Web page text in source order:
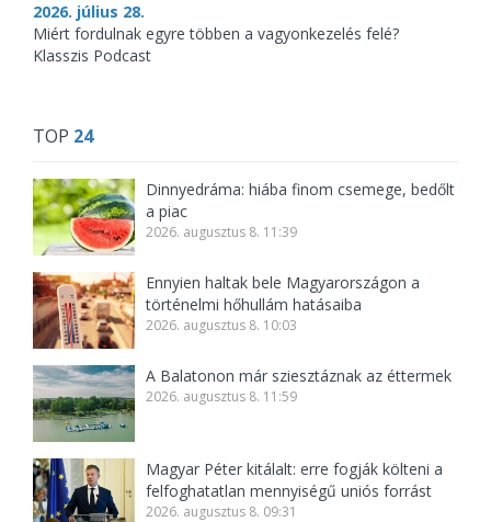
2026. július 28.
Miért fordulnak egyre többen a vagyonkezelés felé?
Klasszis Podcast
TOP 24
Dinnyedráma: hiába finom csemege, bedőlt
a piac
2026. augusztus 8. 11:39
Ennyien haltak bele Magyarországon a
történelmi hőhullám hatásaiba
2026. augusztus 8. 10:03
A Balatonon már sziesztáznak az éttermek
2026. augusztus 8. 11:59
Magyar Péter kitálalt: erre fogják költeni a
felfoghatatlan mennyiségű uniós forrást
2026. augusztus 8. 09:31